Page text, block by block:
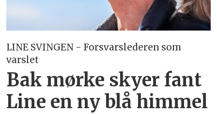
LINE SVINGEN - Forsvarslederen som
varslet
Bak mørke skyer fant
Line en ny blå himmel